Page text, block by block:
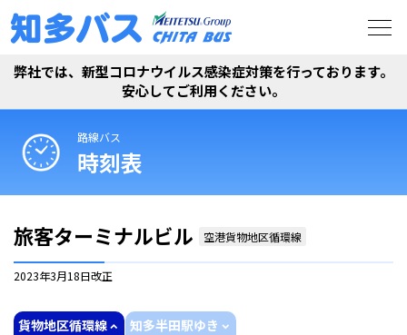
弊社では、新型コロナウイルス感染症対策を行っております。
安心してご利用ください。
路線バス
時刻表
旅客ターミナルビル 空港貨物地区循環線
2023年3月18日改正
貨物地区循環線 知多半田駅ゆき